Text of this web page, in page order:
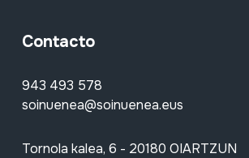
Contacto
943 493 578
soinuenea@soinuenea.eus
Tornola kalea, 6 - 20180 OIARTZUN